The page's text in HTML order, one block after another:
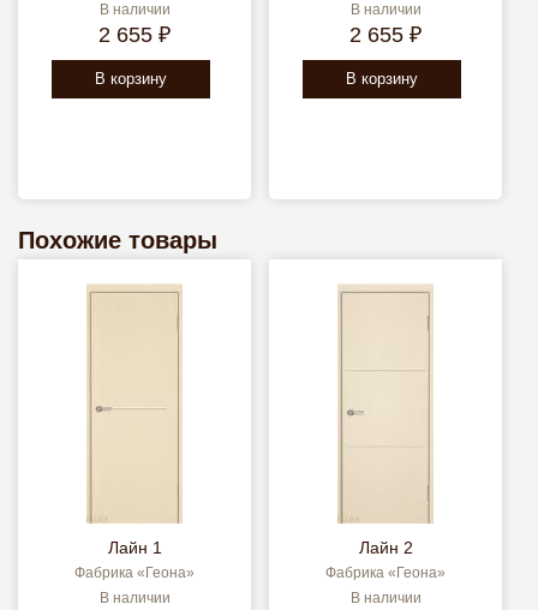
В наличии
2 655 ₽
В корзину
В наличии
2 655 ₽
В корзину
Похожие товары
Лайн 1
Фабрика «Геона»
В наличии
Лайн 2
Фабрика «Геона»
В наличии